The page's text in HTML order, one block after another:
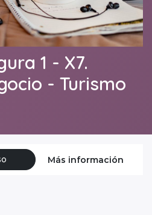
1 - X7.
- Turismo
Más información